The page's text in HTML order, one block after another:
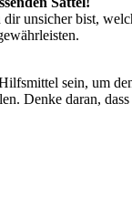
unsicher bist,
sein, um
Denke daran,